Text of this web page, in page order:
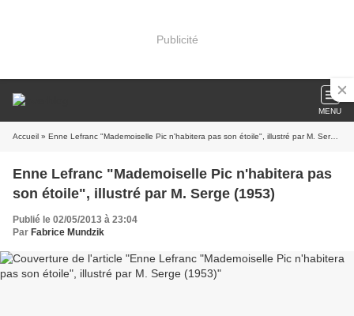
Publicité
MENU
Accueil » Enne Lefranc "Mademoiselle Pic n'habitera pas son étoile", illustré par M. Serge (1953)
Enne Lefranc "Mademoiselle Pic n'habitera pas
son étoile", illustré par M. Serge (1953)
Publié le 02/05/2013 à 23:04
Par Fabrice Mundzik